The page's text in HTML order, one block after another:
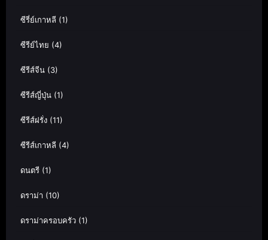
ซีรี่ย์เกาหลี (1)
ซีรีย์ไทย (4)
ซีรีส์จีน (3)
ซีรีส์ญี่ปุ่น (1)
ซีรีส์ฝรั่ง (11)
ซีรีส์เกาหลี (4)
ดนตรี (1)
ดราม่า (10)
ดราม่าครอบครัว (1)